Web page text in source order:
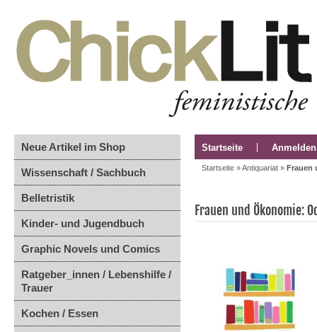
Neue Artikel im Shop
Wissenschaft / Sachbuch
Belletristik
Kinder- und Jugendbuch
Graphic Novels und Comics
Ratgeber_innen / Lebenshilfe /
Trauer
Kochen / Essen
Startseite Anmelden
Startseite »Antiquariat » Frauen
Frauen und Ökonomie: